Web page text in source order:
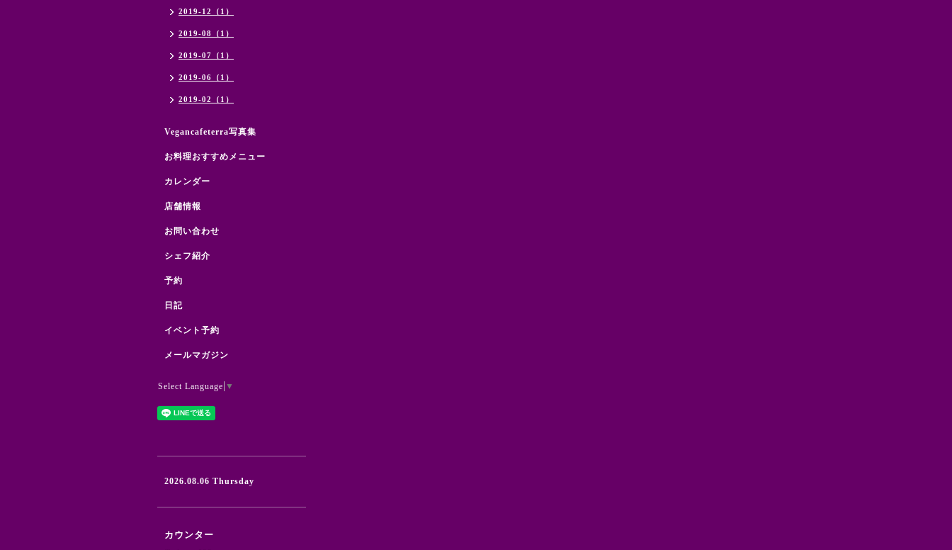
2019-12（1）
2019-08（1）
2019-07（1）
2019-06（1）
2019-02（1）
Vegancafeterra写真集
お料理おすすめメニュー
カレンダー
店舗情報
お問い合わせ
シェフ紹介
予約
日記
イベント予約
メールマガジン
Select Language ▼
2026.08.06 Thursday
カウンター